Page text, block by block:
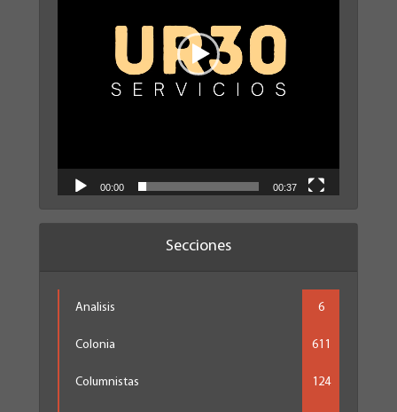
00:00 00:37
Secciones
Analisis 6
Colonia 611
Columnistas 124